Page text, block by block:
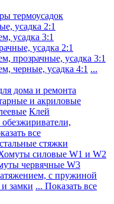
термоусадок
усадка 2:1
усадка 3:1
усадка 2:1
прозрачные, усадка 3:1
черные, усадка 4:1 ...
дома и ремонта
и акриловые
Клей
все
стяжки
силовые W1 и W2
червячные W3
с пружиной
замки ... Показать все